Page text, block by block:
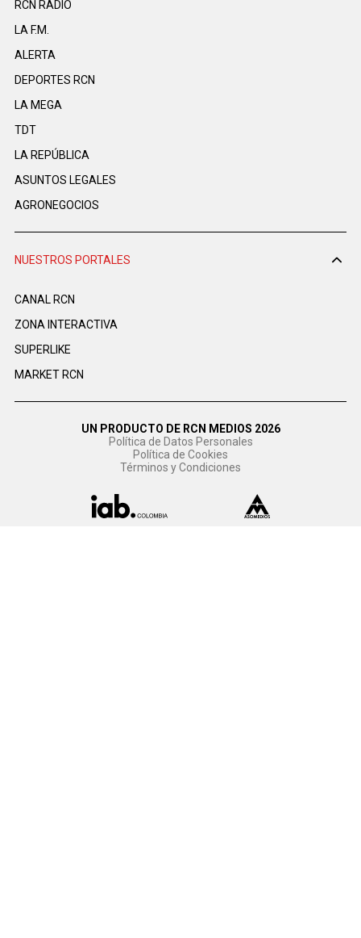
RCN RADIO
LA F.M.
ALERTA
DEPORTES RCN
LA MEGA
TDT
LA REPÚBLICA
ASUNTOS LEGALES
AGRONEGOCIOS
NUESTROS PORTALES
CANAL RCN
ZONA INTERACTIVA
SUPERLIKE
MARKET RCN
UN PRODUCTO DE RCN MEDIOS 2026
Política de Datos Personales
Política de Cookies
Términos y Condiciones